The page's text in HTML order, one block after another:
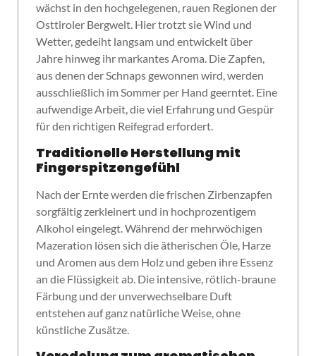
wächst in den hochgelegenen, rauen Regionen der
Osttiroler Bergwelt. Hier trotzt sie Wind und
Wetter, gedeiht langsam und entwickelt über
Jahre hinweg ihr markantes Aroma. Die Zapfen,
aus denen der Schnaps gewonnen wird, werden
ausschließlich im Sommer per Hand geerntet. Eine
aufwendige Arbeit, die viel Erfahrung und Gespür
für den richtigen Reifegrad erfordert.
Traditionelle Herstellung mit
Fingerspitzengefühl
Nach der Ernte werden die frischen Zirbenzapfen
sorgfältig zerkleinert und in hochprozentigem
Alkohol eingelegt. Während der mehrwöchigen
Mazeration lösen sich die ätherischen Öle, Harze
und Aromen aus dem Holz und geben ihre Essenz
an die Flüssigkeit ab. Die intensive, rötlich-braune
Färbung und der unverwechselbare Duft
entstehen auf ganz natürliche Weise, ohne
künstliche Zusätze.